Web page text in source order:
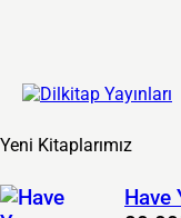
Yeni Kitaplarımız
Have